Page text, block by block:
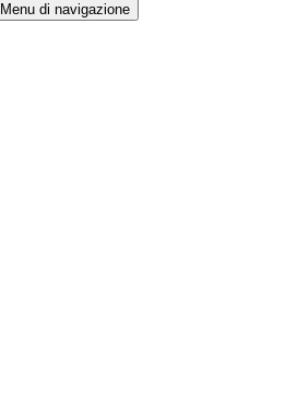
Menu di navigazione